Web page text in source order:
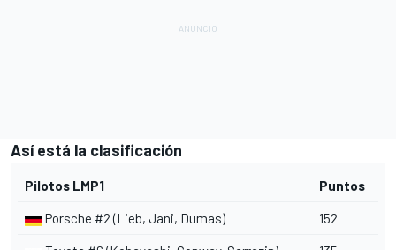
Así está la clasificación
Pilotos LMP1 Puntos
Porsche #2 (Lieb, Jani, Dumas) 152